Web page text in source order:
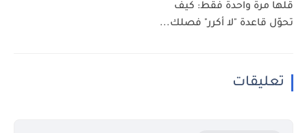
قلها مرة واحدة فقط: كيف
تحوّل قاعدة "لا أكرر" فصلك...
تعليقات